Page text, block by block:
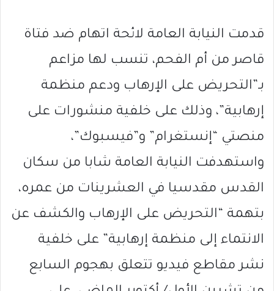
قدمت النيابة العامة لائحة اتهام ضد فتاة
قاصر من أم الفحم، تنسب لها مزاعم
بـ”التحريض على الإرهاب ودعم منظمة
إرهابية”، وذلك على خلفية منشورات على
منصتي “إنستغرام” و”فيسبوك”،
واستهدفت النيابة العامة شابا من سكان
القدس مقدسيا في العشرينات من عمره،
بتهمة “التحريض على الإرهاب والكشف عن
الانتماء إلى منظمة إرهابية” على خلفية
نشر مقاطع فيديو تتعلق بهجوم السابع